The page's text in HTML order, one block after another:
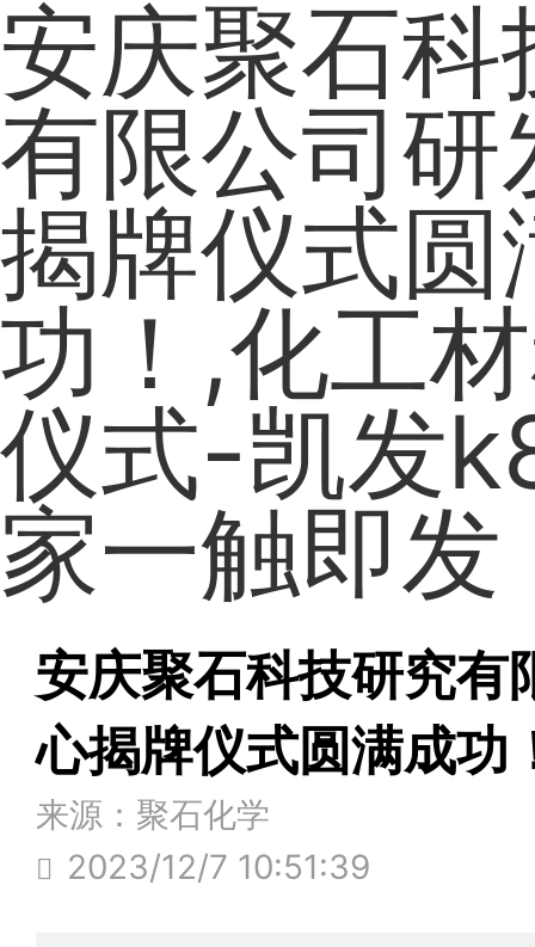
安庆聚石科
有限公司研
揭牌仪式圆
功！,化工
仪式-凯发
家一触即发
安庆聚石科技研究有
心揭牌仪式圆满成功
来源：聚石化学
2023/12/7 10:51:39